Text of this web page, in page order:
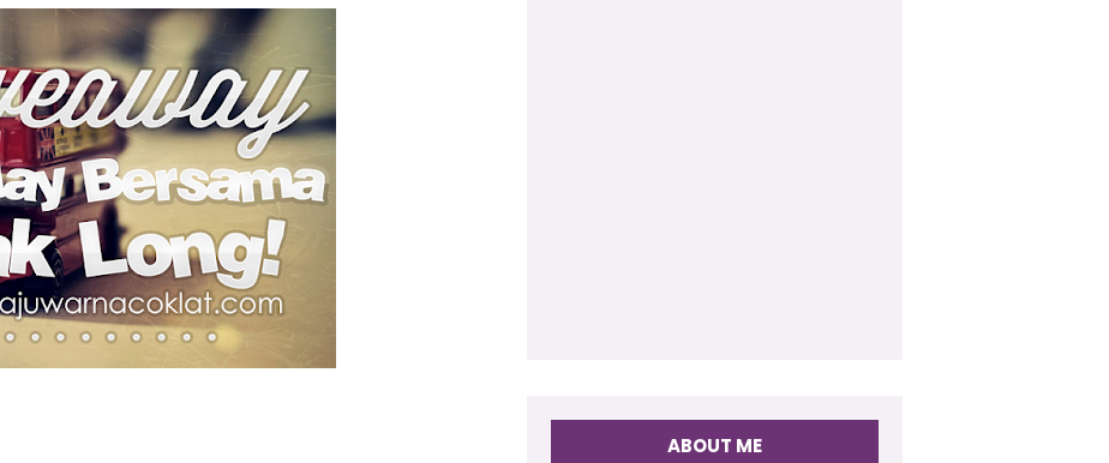
ABOUT ME